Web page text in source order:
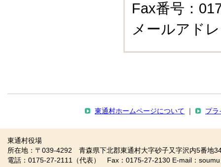
Fax番号：
メールアド
東通村ホームページについて プラ
東通村役場
所在地：〒039-4292 青森県下北郡東通村大字砂子又字沢内5番地
電話：0175-27-2111（代表） Fax：0175-27-2130 E-mail：